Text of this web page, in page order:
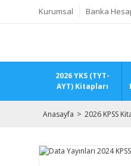
Kurumsal Banka
2026 YKS (TYT-
AYT) Kitapları
Anasayfa 2026 KPSS